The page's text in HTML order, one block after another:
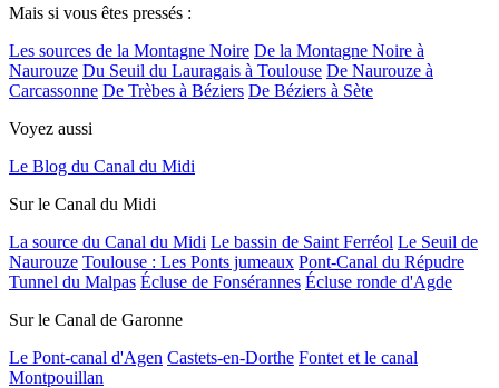
Mais si vous êtes pressés :
Les sources de la Montagne Noire De la Montagne Noire à
Naurouze Du Seuil du Lauragais à Toulouse De Naurouze à
Carcassonne De Trèbes à Béziers De Béziers à Sète
Voyez aussi
Le Blog du Canal du Midi
Sur le Canal du Midi
La source du Canal du Midi Le bassin de Saint Ferréol Le Seuil de
Naurouze Toulouse : Les Ponts jumeaux Pont-Canal du Répudre
Tunnel du Malpas Écluse de Fonsérannes Écluse ronde d'Agde
Sur le Canal de Garonne
Le Pont-canal d'Agen Castets-en-Dorthe Fontet et le canal
Montpouillan